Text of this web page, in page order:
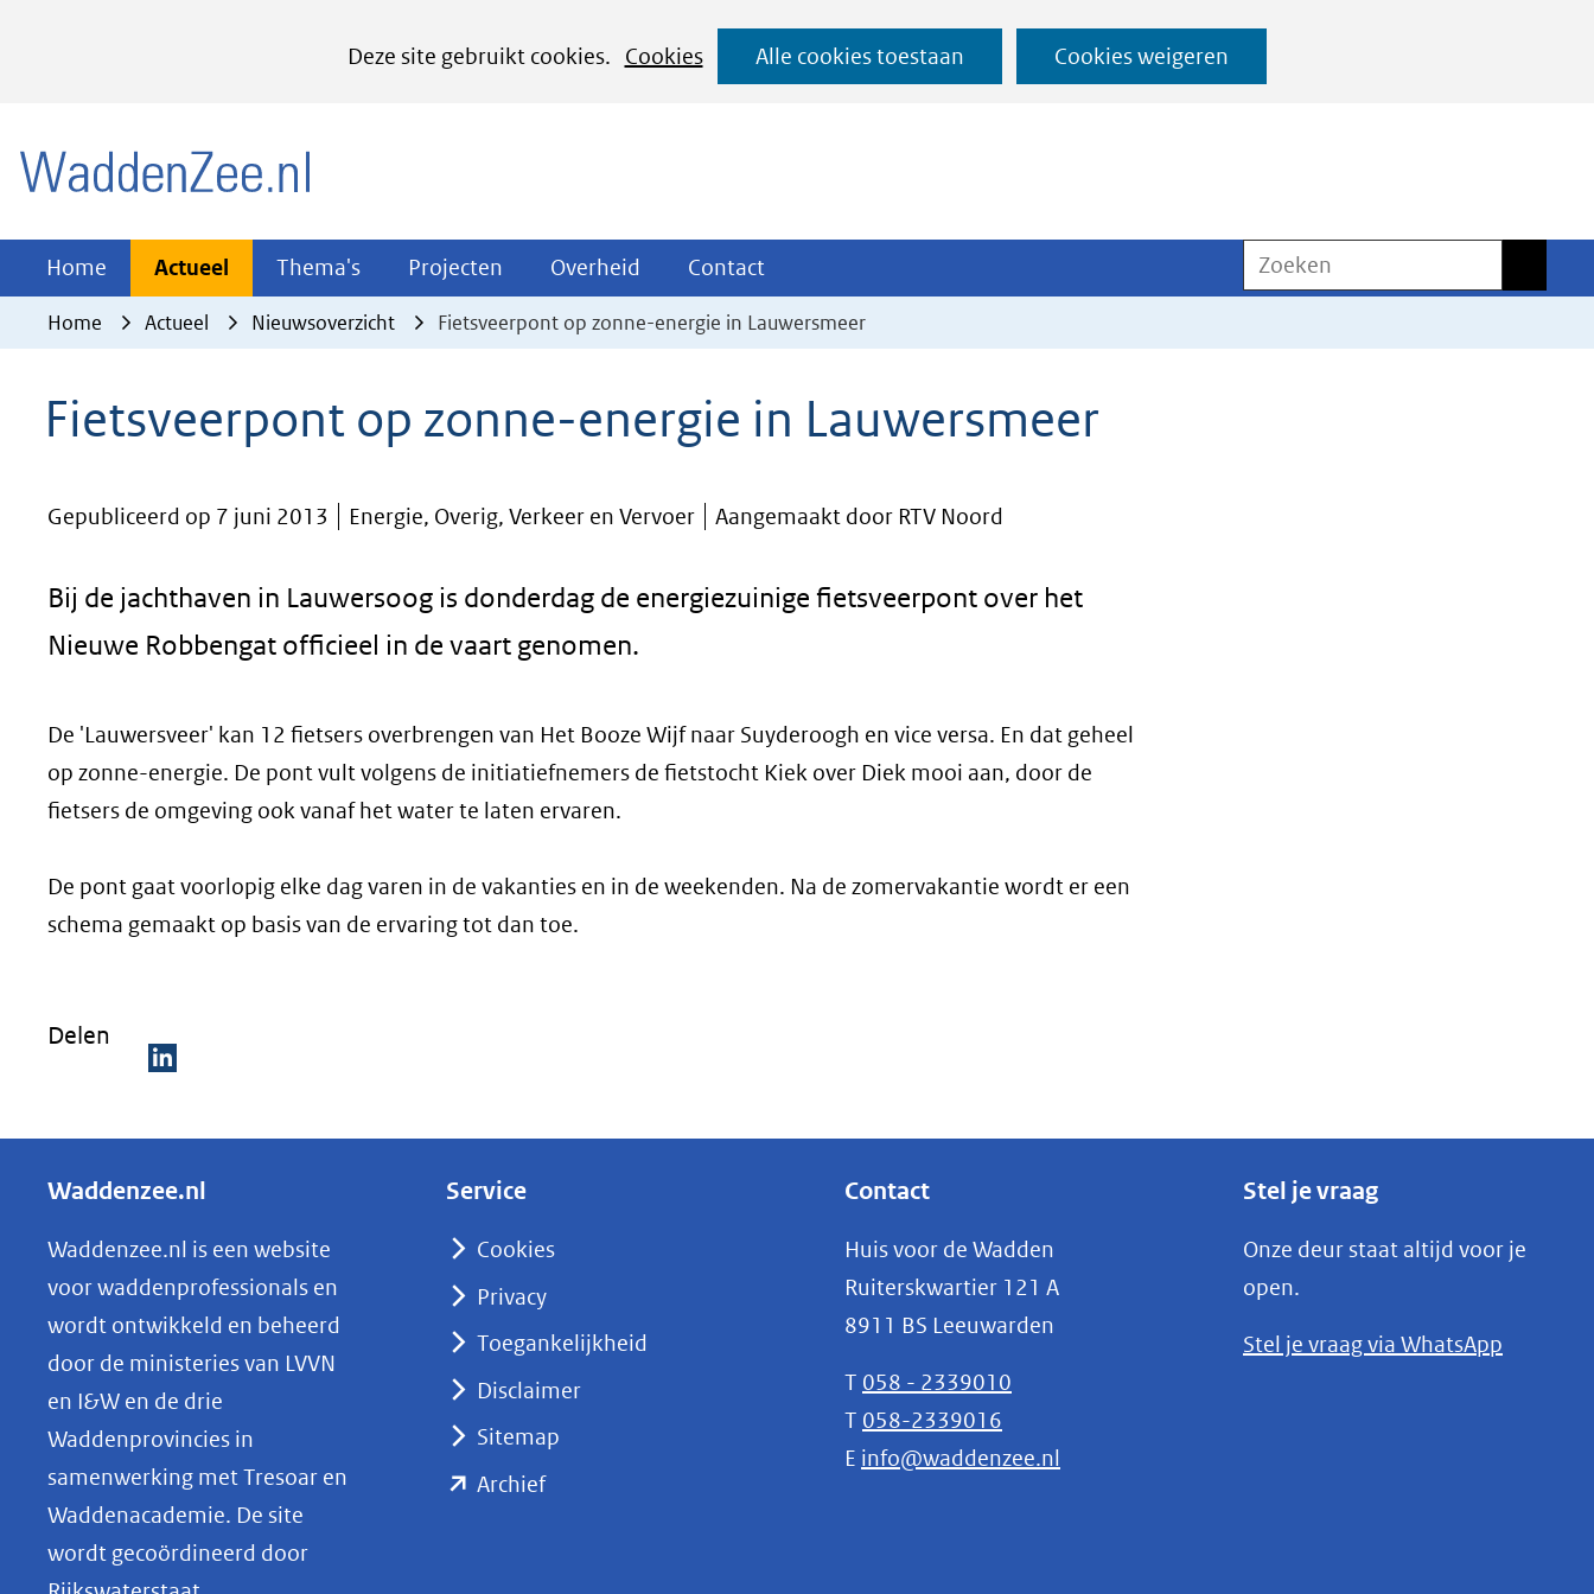
Deze site gebruikt cookies.
Cookies
het
cookies
website
worden
Alle cookies toestaan Cookies weigeren
Ga
naar
Home Actueel Actueel
Uitklappen
Thema's Thema's
Uitklappen
Projecten Projecten
Uitklappen
Overheid Overheid
Uitklappen
Contact
Uitklappen
Zoeken
Home Actueel Nieuwsoverzicht Fietsveerpont op zonne-energie in Lauwersmeer
Fietsveerpont op zonne-energie in Lauwersmeer
Gepubliceerd op 7 juni 2013 Energie, Overig, Verkeer en Vervoer Aangemaakt door RTV Noord
Bij de jachthaven in Lauwersoog is donderdag de energiezuinige fietsveerpont over het
Nieuwe Robbengat officieel in de vaart genomen.
De 'Lauwersveer' kan 12 fietsers overbrengen van Het Booze Wijf naar Suyderoogh en vice versa. En dat geheel
op zonne-energie. De pont vult volgens de initiatiefnemers de fietstocht Kiek over Diek mooi aan, door de
fietsers de omgeving ook vanaf het water te laten ervaren.
De pont gaat voorlopig elke dag varen in de vakanties en in de weekenden. Na de zomervakantie wordt er een
schema gemaakt op basis van de ervaring tot dan toe.
Delen
e
e
n
o
p
L
k
e
d
I
Waddenzee.nl
Waddenzee.nl is een website
voor waddenprofessionals en
wordt ontwikkeld en beheerd
door de ministeries van LVVN
en I&W en de drie
Waddenprovincies in
samenwerking met Tresoar en
Waddenacademie. De site
wordt gecoördineerd door
Service
Cookies
Privacy
Toegankelijkheid
Disclaimer
Sitemap
Archief(opent
Contact
Huis voor de Wadden
Ruiterskwartier 121 A
8911 BS Leeuwarden
T 058 - 2339010
T 058-2339016
E info@waddenzee.nl
Stel je vraag
Onze deur staat altijd voor je
open.
Stel je vraag via WhatsApp